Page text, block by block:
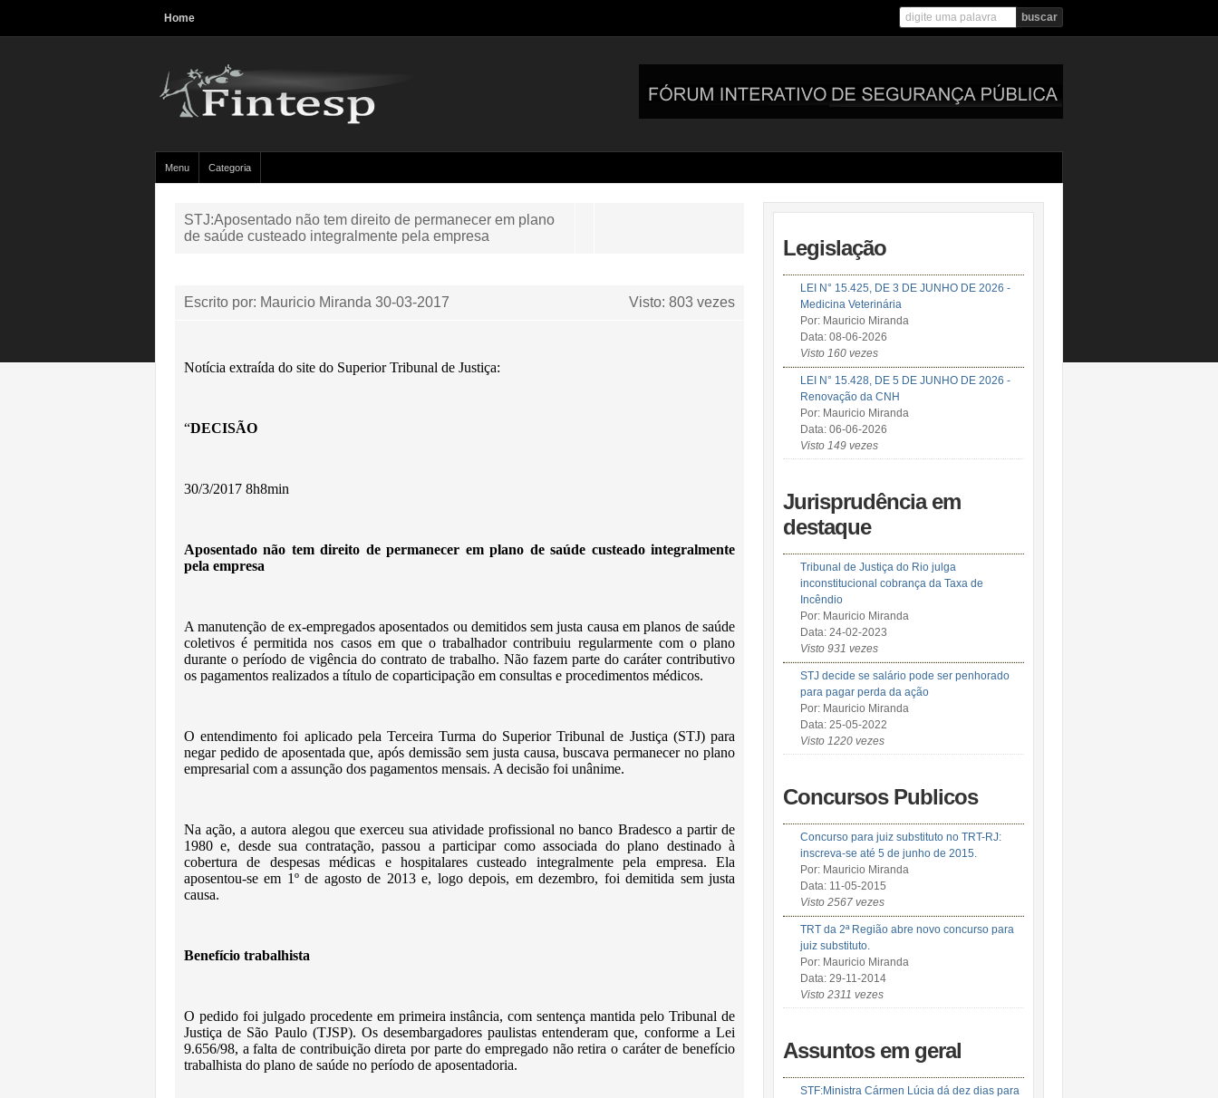
Home
Menu Categoria
STJ:Aposentado não tem direito de permanecer em plano
de saúde custeado integralmente pela empresa
Escrito por: Mauricio Miranda 30-03-2017 Visto: 803 vezes
Notícia extraída do site do Superior Tribunal de Justiça:
“DECISÃO
30/3/2017 8h8min
Aposentado não tem direito de permanecer em plano de saúde custeado integralmente
pela empresa
A manutenção de ex-empregados aposentados ou demitidos sem justa causa em planos de saúde
coletivos é permitida nos casos em que o trabalhador contribuiu regularmente com o plano
durante o período de vigência do contrato de trabalho. Não fazem parte do caráter contributivo
os pagamentos realizados a título de coparticipação em consultas e procedimentos médicos.
O entendimento foi aplicado pela Terceira Turma do Superior Tribunal de Justiça (STJ) para
negar pedido de aposentada que, após demissão sem justa causa, buscava permanecer no plano
empresarial com a assunção dos pagamentos mensais. A decisão foi unânime.
Na ação, a autora alegou que exerceu sua atividade profissional no banco Bradesco a partir de
1980 e, desde sua contratação, passou a participar como associada do plano destinado à
cobertura de despesas médicas e hospitalares custeado integralmente pela empresa. Ela
aposentou-se em 1º de agosto de 2013 e, logo depois, em dezembro, foi demitida sem justa
causa.
Benefício trabalhista
O pedido foi julgado procedente em primeira instância, com sentença mantida pelo Tribunal de
Justiça de São Paulo (TJSP). Os desembargadores paulistas entenderam que, conforme a Lei
9.656/98, a falta de contribuição direta por parte do empregado não retira o caráter de benefício
trabalhista do plano de saúde no período de aposentadoria.
Legislação
LEI N° 15.425, DE 3 DE JUNHO DE 2026 -
Medicina Veterinária
Por: Mauricio Miranda
Data: 08-06-2026
Visto 160 vezes
LEI N° 15.428, DE 5 DE JUNHO DE 2026 -
Renovação da CNH
Por: Mauricio Miranda
Data: 06-06-2026
Visto 149 vezes
Jurisprudência em
destaque
Tribunal de Justiça do Rio julga
inconstitucional cobrança da Taxa de
Incêndio
Por: Mauricio Miranda
Data: 24-02-2023
Visto 931 vezes
STJ decide se salário pode ser penhorado
para pagar perda da ação
Por: Mauricio Miranda
Data: 25-05-2022
Visto 1220 vezes
Concursos Publicos
Concurso para juiz substituto no TRT-RJ:
inscreva-se até 5 de junho de 2015.
Por: Mauricio Miranda
Data: 11-05-2015
Visto 2567 vezes
TRT da 2ª Região abre novo concurso para
juiz substituto.
Por: Mauricio Miranda
Data: 29-11-2014
Visto 2311 vezes
Assuntos em geral
STF:Ministra Cármen Lúcia dá dez dias para